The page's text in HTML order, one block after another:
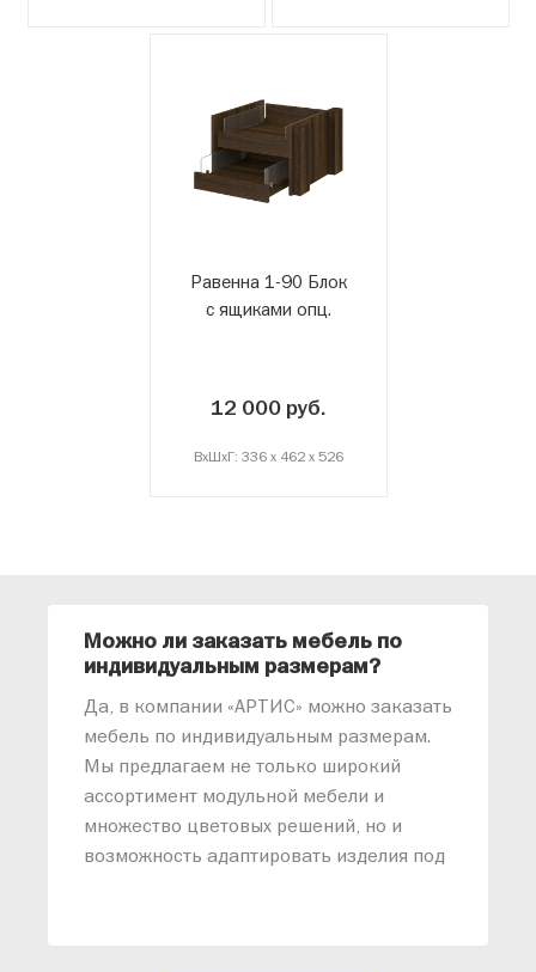
Равенна 1-90 Блок
с ящиками опц.
12 000 руб.
ВxШxГ: 336 x 462 x 526
Можно ли заказать мебель по
индивидуальным размерам?
Да, в компании «АРТИС» можно заказать
мебель по индивидуальным размерам.
Мы предлагаем не только широкий
ассортимент модульной мебели и
множество цветовых решений, но и
возможность адаптировать изделия под